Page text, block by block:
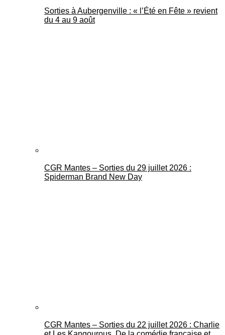
Sorties à Aubergenville : « l’Été en Fête » revient
du 4 au 9 août
CGR Mantes – Sorties du 29 juillet 2026 :
Spiderman Brand New Day
CGR Mantes – Sorties du 22 juillet 2026 : Charlie